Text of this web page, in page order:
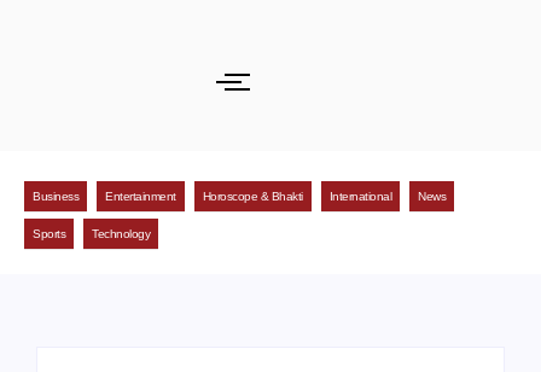
Business Entertainment Horoscope & Bhakti International News
Sports Technology